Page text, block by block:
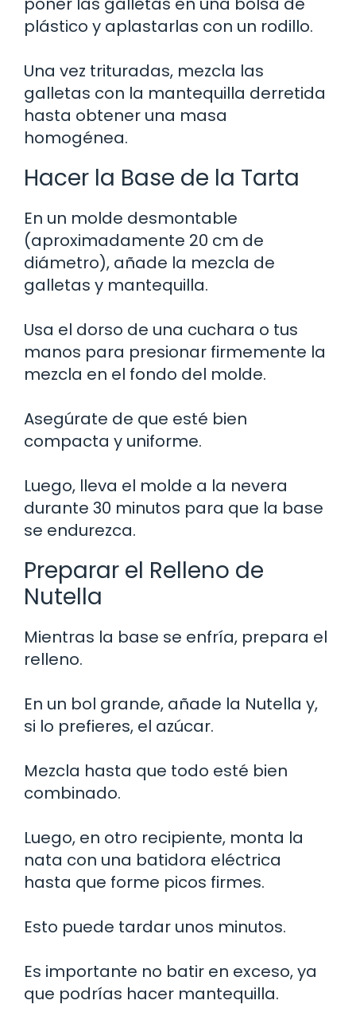
plástico y aplastarlas con un rodillo.
Una vez trituradas, mezcla las
galletas con la mantequilla derretida
hasta obtener una masa
homogénea.
Hacer la Base de la Tarta
En un molde desmontable
(aproximadamente 20 cm de
diámetro), añade la mezcla de
galletas y mantequilla.
Usa el dorso de una cuchara o tus
manos para presionar firmemente la
mezcla en el fondo del molde.
Asegúrate de que esté bien
compacta y uniforme.
Luego, lleva el molde a la nevera
durante 30 minutos para que la base
se endurezca.
Preparar el Relleno de
Nutella
Mientras la base se enfría, prepara el
relleno.
En un bol grande, añade la Nutella y,
si lo prefieres, el azúcar.
Mezcla hasta que todo esté bien
combinado.
Luego, en otro recipiente, monta la
nata con una batidora eléctrica
hasta que forme picos firmes.
Esto puede tardar unos minutos.
Es importante no batir en exceso, ya
que podrías hacer mantequilla.